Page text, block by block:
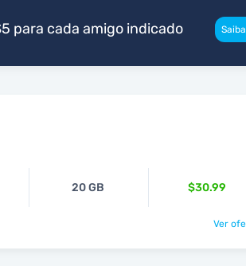
para cada amigo indicado
20 GB $30.99
Ver